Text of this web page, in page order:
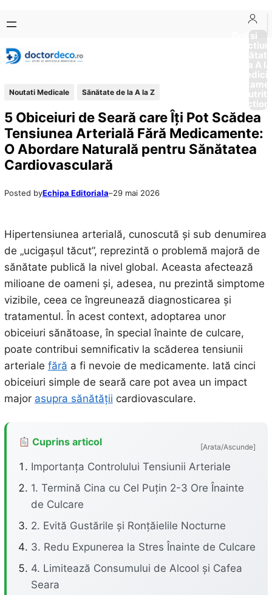
conținut
content
Boli si
Afectiuni
Sănătate
de la A
Noutati Medicale Sănătate de la A la Z
5 Obiceiuri de Seară care Îți Pot Scădea
Tensiunea Arterială Fără Medicamente:
O Abordare Naturală pentru Sănătatea
Cardiovasculară
Posted byEchipa Editoriala–29 mai 2026
Hipertensiunea arterială, cunoscută și sub denumirea
de „ucigașul tăcut”, reprezintă o problemă majoră de
sănătate publică la nivel global. Aceasta afectează
milioane de oameni și, adesea, nu prezintă simptome
vizibile, ceea ce îngreunează diagnosticarea și
tratamentul. În acest context, adoptarea unor
obiceiuri sănătoase, în special înainte de culcare,
poate contribui semnificativ la scăderea tensiunii
arteriale fără a fi nevoie de medicamente. Iată cinci
obiceiuri simple de seară care pot avea un impact
major asupra sănătății cardiovasculare.
Cuprins articol [Arata/Ascunde]
Importanța Controlului Tensiunii Arteriale
1. Termină Cina cu Cel Puțin 2-3 Ore Înainte
de Culcare
2. Evită Gustările și Ronțăielile Nocturne
3. Redu Expunerea la Stres Înainte de Culcare
4. Limitează Consumului de Alcool și Cafea
Seara